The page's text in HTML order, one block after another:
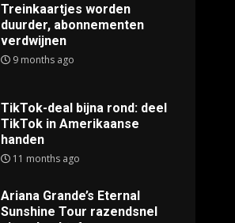
Treinkaartjes worden
duurder, abonnementen
verdwijnen
9 months ago
TikTok-deal bijna rond: deel
TikTok in Amerikaanse
handen
11 months ago
Ariana Grande’s Eternal
Sunshine Tour razendsnel